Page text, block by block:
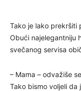
Tako je lako prekršiti
Obući najelegantniju
svečanog servisa
– Mama – odvažiše
Tako bismo voljeli da